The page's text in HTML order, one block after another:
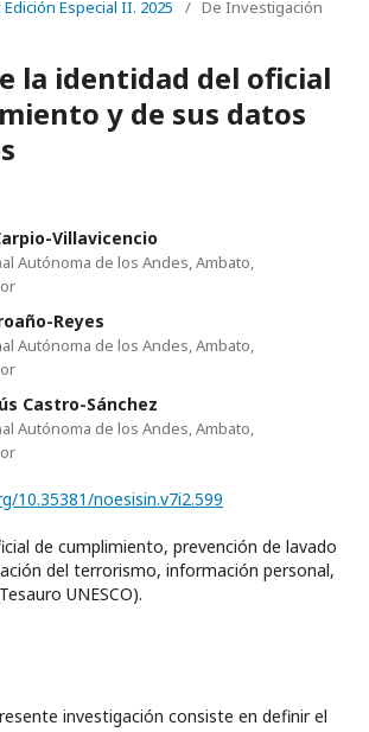
Edición Especial II. 2025
/ De Investigación
la identidad del oficial
y de sus datos
Villavicencio
Autónoma de los Andes, Ambato,
Reyes
Autónoma de los Andes, Ambato,
Castro-Sánchez
Autónoma de los Andes, Ambato,
10.35381/noesisin.v7i2.599
de cumplimiento, prevención de lavado
del terrorismo, información personal,
UNESCO).
investigación consiste en definir el